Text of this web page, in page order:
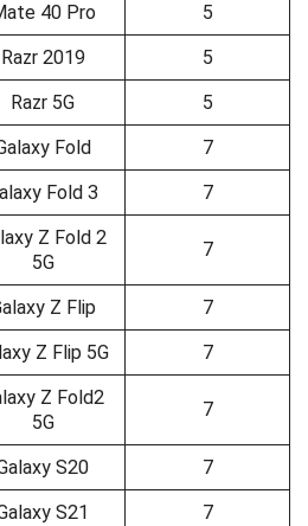
40 Pro
5
Razr 2019
5
Razr 5G
5
Fold
7
Fold 3 7
Z Fold 2
5G
7
Z Flip
7
Z Flip 5G 7
Z Fold2
5G
7
S20
7
S21
7